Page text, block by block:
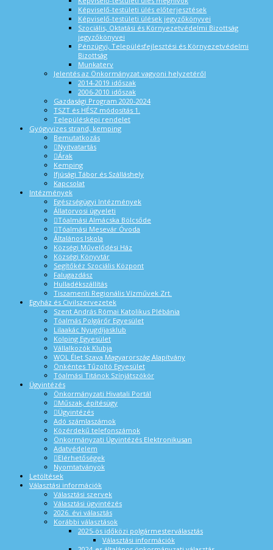
Képviselő-testületi ülés előterjesztések
Képviselő-testületi ülések jegyzőkönyvei
Szociális, Oktatási és Környezetvédelmi Bizottság
jegyzőkönyvei
Pénzügyi, Településfejlesztési és Környezetvédelmi
Bizottság
Munkaterv
Jelentés az Önkormányzat vagyoni helyzetéről
2014-2019 időszak
2006-2010 időszak
Gazdasági Program 2020-2024
TSZT és HÉSZ módosítás 1.
Településképi rendelet
Gyógyvizes strand, kemping
Bemutatkozás
Nyitvatartás
Árak
Kemping
Ifjúsági Tábor és Szálláshely
Kapcsolat
Intézmények
Egészségügyi Intézmények
Állatorvosi ügyeleti
Tóalmási Almácska Bölcsőde
Tóalmási Mesevár Óvoda
Általános Iskola
Községi Művelődési Ház
Községi Könyvtár
Segítőkéz Szociális Központ
Falugazdász
Hulladékszállítás
Tiszamenti Regionális Vízművek Zrt.
Egyház és Civilszervezetek
Szent András Római Katolikus Plébánia
Tóalmás Polgárőr Egyesület
Lilaakác Nyugdíjasklub
Kolping Egyesület
Vállalkozók Klubja
WOL Élet Szava Magyarország Alapítvány
Önkéntes Tűzoltó Egyesület
Tóalmási Titánok Színjátszókör
Ügyintézés
Önkormányzati Hivatali Portál
Műszak, építésügy
Ügyintézés
Adó számlaszámok
Közérdekű telefonszámok
Önkormányzati Ügyintézés Elektronikusan
Adatvédelem
Elérhetőségek
Nyomtatványok
Letöltések
Választási információk
Választási szervek
Választási ügyintézés
2026. évi választás
Korábbi választások
2025-ös időközi polgármesterválasztás
Választási információk